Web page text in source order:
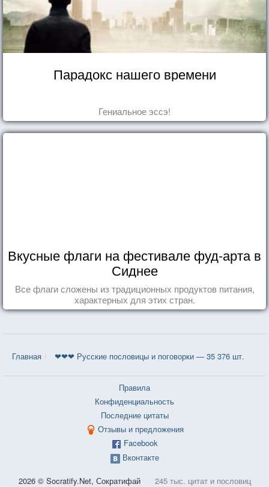
Парадокс нашего времени
Гениальное эссэ!
Вкусные флаги на фестивале фуд-арта в
Сиднее
Все флаги сложены из традиционных продуктов питания,
характерных для этих стран.
Главная ❤❤❤ Русские пословицы и поговорки — 35 376 шт.
Правила
Конфиденциальность
Последние цитаты
Отзывы и предложения
Facebook
Вконтакте
2026 © Socratify.Net, Сократифай 245 тыс. цитат и пословиц